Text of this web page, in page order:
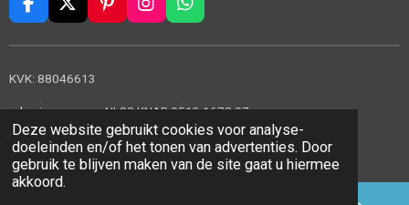
Deze website gebruikt cookies voor analyse-
doeleinden en/of het tonen van advertenties. Door
gebruik te blijven maken van de site gaat u hiermee
akkoord.
F
a
c
b
o
k
X
P
i
n
e
s
t
I
n
s
r
a
m
W
h
a
p
p
KVK: 88046613
rekeningnummer: NL88 KNAB 0513 1678 97
© 2022 - 2026 Bijzonder Kunstig
Powered byJouwWeb